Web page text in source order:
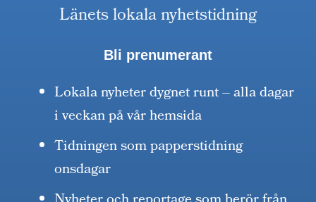
Länets lokala nyhetstidning
Bli prenumerant
Lokala nyheter dygnet runt – alla dagar
i veckan på vår hemsida
Tidningen som papperstidning
onsdagar